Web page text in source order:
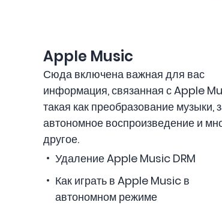
Apple Music
Сюда включена важная для вас
информация, связанная с Apple
такая как преобразование музыки,
автономное воспроизведение и
другое.
Удаление Apple Music DRM
Как играть в Apple Music в
автономном режиме